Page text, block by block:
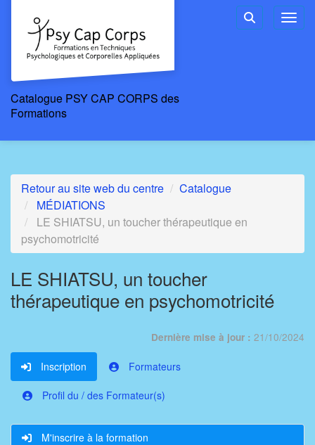
Rechercher
Catalogue PSY CAP CORPS des
Formations
Retour au site web du centre
Catalogue
MÉDIATIONS
LE SHIATSU, un toucher thérapeutique en
psychomotricité
LE SHIATSU, un toucher
thérapeutique en psychomotricité
Dernière mise à jour : 21/10/2024
Inscription Formateurs
Profil du / des Formateur(s)
M'inscrire à la formation